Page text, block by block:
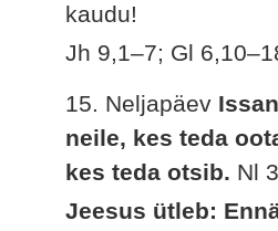
kaudu!
Jh 9,1–7; Gl
15. Neljapäev
neile, kes teda
kes teda otsib. Nl
Jeesus ütleb: